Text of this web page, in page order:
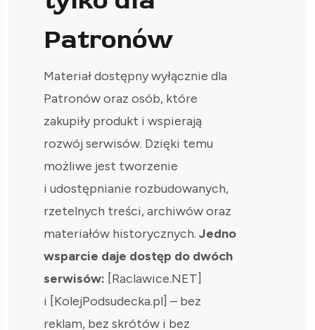
Patronów
Materiał dostępny wyłącznie dla
Patronów oraz osób, które
zakupiły produkt i wspierają
rozwój serwisów. Dzięki temu
możliwe jest tworzenie
i udostępnianie rozbudowanych,
rzetelnych treści, archiwów oraz
materiałów historycznych. Jedno
wsparcie daje dostęp do dwóch
serwisów: [Raclawice.NET]
i [KolejPodsudecka.pl] – bez
reklam, bez skrótów i bez